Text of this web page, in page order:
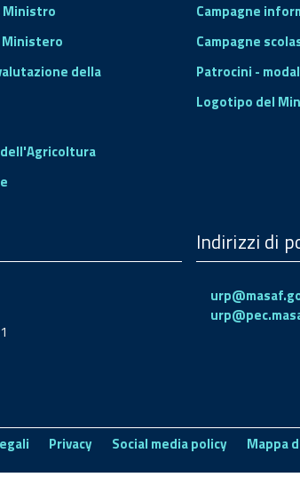
della
Campagne
Campagne
Patrocini -
Logotipo del
Indirizzi di
Privacy Social media policy Mappa